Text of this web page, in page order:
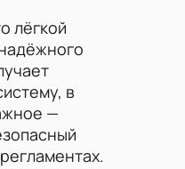
лёгкой
в
—